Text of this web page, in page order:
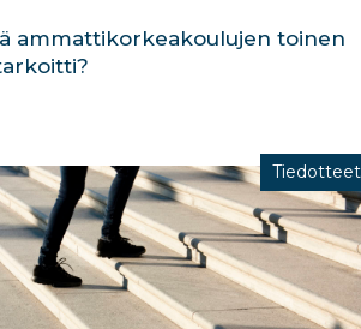
ammattikorkeakoulujen toinen
Tiedotteet